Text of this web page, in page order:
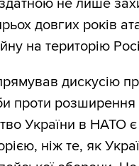
довгих років
на територію
дискусію
проти
України в НАТО
ніж те, як